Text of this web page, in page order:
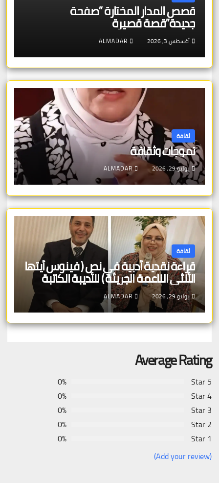
قصص المدار المختارة “صفحة
جديدة”قصة قصيرة
أغسطس 3, 2026 ALMADAR
ثقافة
تموجات وثقافة
يوليو 29, 2026 ALMADAR
ثقافة
قراءة نقدية أدبية في نص ( فينوس أيتها
الأنثى الناعمة الجريئة ) للأديبة الكاتبة
الدكتورة مفيدة محمد جبران
يوليو 29, 2026 ALMADAR
Average Rating
5 Star
0%
4 Star
0%
3 Star
0%
2 Star
0%
1 Star
0%
(Add your review)